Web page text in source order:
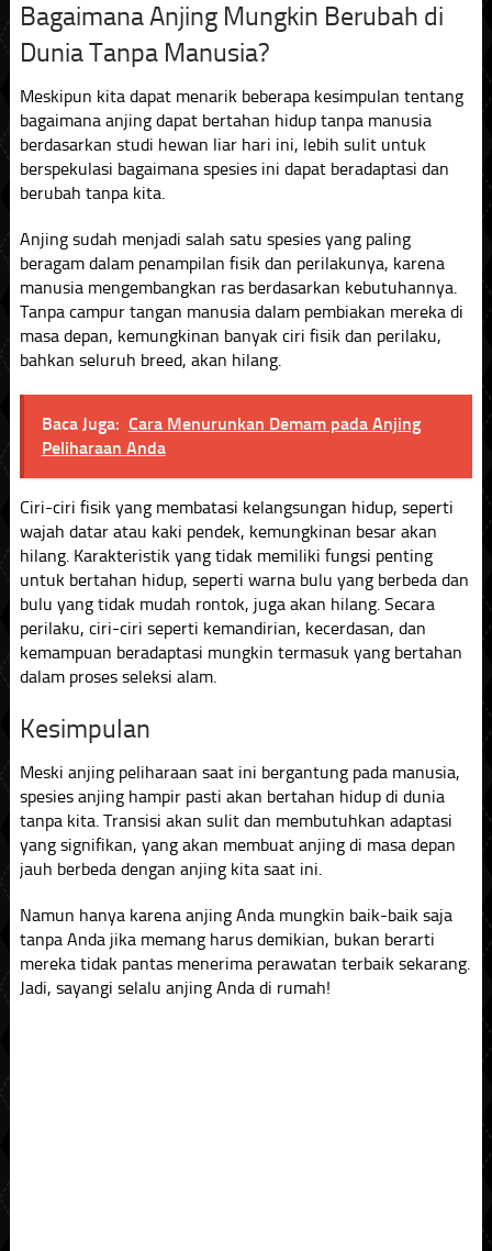
Bagaimana Anjing Mungkin Berubah di
Dunia Tanpa Manusia?
Meskipun kita dapat menarik beberapa kesimpulan tentang
bagaimana anjing dapat bertahan hidup tanpa manusia
berdasarkan studi hewan liar hari ini, lebih sulit untuk
berspekulasi bagaimana spesies ini dapat beradaptasi dan
berubah tanpa kita.
Anjing sudah menjadi salah satu spesies yang paling
beragam dalam penampilan fisik dan perilakunya, karena
manusia mengembangkan ras berdasarkan kebutuhannya.
Tanpa campur tangan manusia dalam pembiakan mereka di
masa depan, kemungkinan banyak ciri fisik dan perilaku,
bahkan seluruh breed, akan hilang.
Baca Juga: Cara Menurunkan Demam pada Anjing
Peliharaan Anda
Ciri-ciri fisik yang membatasi kelangsungan hidup, seperti
wajah datar atau kaki pendek, kemungkinan besar akan
hilang. Karakteristik yang tidak memiliki fungsi penting
untuk bertahan hidup, seperti warna bulu yang berbeda dan
bulu yang tidak mudah rontok, juga akan hilang. Secara
perilaku, ciri-ciri seperti kemandirian, kecerdasan, dan
kemampuan beradaptasi mungkin termasuk yang bertahan
dalam proses seleksi alam.
Kesimpulan
Meski anjing peliharaan saat ini bergantung pada manusia,
spesies anjing hampir pasti akan bertahan hidup di dunia
tanpa kita. Transisi akan sulit dan membutuhkan adaptasi
yang signifikan, yang akan membuat anjing di masa depan
jauh berbeda dengan anjing kita saat ini.
Namun hanya karena anjing Anda mungkin baik-baik saja
tanpa Anda jika memang harus demikian, bukan berarti
mereka tidak pantas menerima perawatan terbaik sekarang.
Jadi, sayangi selalu anjing Anda di rumah!